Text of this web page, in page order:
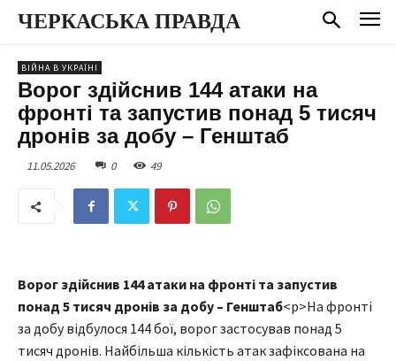
ЧЕРКАСЬКА ПРАВДА
ВІЙНА В УКРАЇНІ
Ворог здійснив 144 атаки на
фронті та запустив понад 5 тисяч
дронів за добу – Генштаб
11.05.2026 0 49
Ворог здійснив 144 атаки на фронті та запустив
понад 5 тисяч дронів за добу – Генштаб<p>На фронті
за добу відбулося 144 бої, ворог застосував понад 5
тисяч дронів. Найбільша кількість атак зафіксована на